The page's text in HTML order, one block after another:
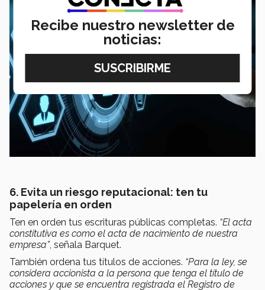
6. Evita un riesgo reputacional: ten tu
papelería en orden
Ten en orden tus escrituras públicas completas. “El acta
constitutiva es como el acta de nacimiento de nuestra
empresa”, señala Barquet.
También ordena tus títulos de acciones. “Para la ley, se
considera accionista a la persona que tenga el título de
acciones y que se encuentra registrada el Registro de
Recibe nuestro newsletter de
noticias: